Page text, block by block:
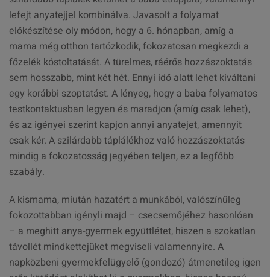
lefejt anyatejjel kombinálva. Javasolt a folyamat
előkészítése oly módon, hogy a 6. hónapban, amíg a
mama még otthon tartózkodik, fokozatosan megkezdi a
főzelék kóstoltatását. A türelmes, ráérős hozzászoktatás
sem hosszabb, mint két hét. Ennyi idő alatt lehet kiváltani
egy korábbi szoptatást. A lényeg, hogy a baba folyamatos
testkontaktusban legyen és maradjon (amíg csak lehet),
és az igényei szerint kapjon annyi anyatejet, amennyit
csak kér. A szilárdabb táplálékhoz való hozzászoktatás
mindig a fokozatosság jegyében teljen, ez a legfőbb
szabály.
A kismama, miután hazatért a munkából, valószínűleg
fokozottabban igényli majd – csecsemőjéhez hasonlóan
– a meghitt anya-gyermek együttlétet, hiszen a szokatlan
távollét mindkettejüket megviseli valamennyire. A
napközbeni gyermekfelügyelő (gondozó) átmenetileg igen